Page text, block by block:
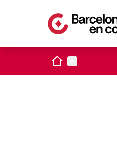
InicioMenú principal